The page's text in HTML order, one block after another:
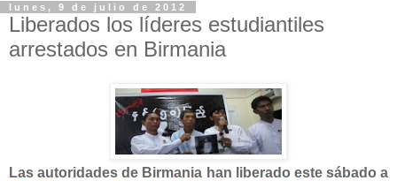
lunes, 9 de julio de 2012
Liberados los líderes estudiantiles
arrestados en Birmania
Las autoridades de Birmania han liberado este sábado a